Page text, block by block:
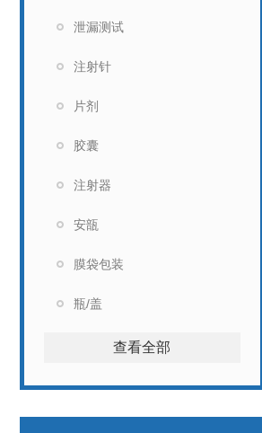
泄漏测试
注射针
片剂
胶囊
注射器
安瓿
膜袋包装
瓶/盖
查看全部